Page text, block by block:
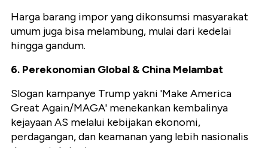
Harga barang impor yang dikonsumsi masyarakat
umum juga bisa melambung, mulai dari kedelai
hingga gandum.
6. Perekonomian Global & China Melambat
Slogan kampanye Trump yakni 'Make America
Great Again/MAGA' menekankan kembalinya
kejayaan AS melalui kebijakan ekonomi,
perdagangan, dan keamanan yang lebih nasionalis